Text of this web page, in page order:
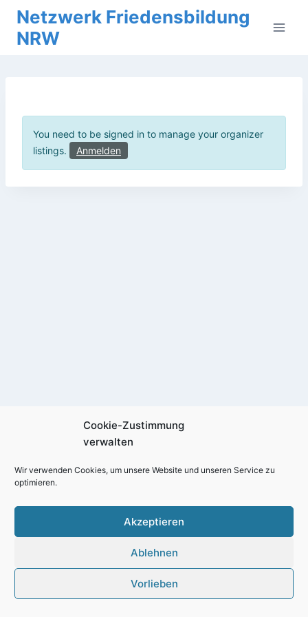
Cookie-Zustimmung
verwalten
Wir verwenden Cookies, um unsere Website und unseren Service zu
optimieren.
Akzeptieren
Ablehnen
Vorlieben
Inhalt
springen
Netzwerk Friedensbildung
NRW
You need to be signed in to manage your organizer
listings.
Anmelden
© Soziale Verteidigung e.V. 2026
Impressum